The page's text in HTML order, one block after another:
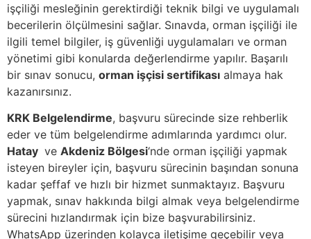
işçiliği mesleğinin gerektirdiği teknik bilgi ve uygulamalı
becerilerin ölçülmesini sağlar. Sınavda, orman işçiliği ile
ilgili temel bilgiler, iş güvenliği uygulamaları ve orman
yönetimi gibi konularda değerlendirme yapılır. Başarılı
bir sınav sonucu, orman işçisi sertifikası almaya hak
kazanırsınız.
KRK Belgelendirme, başvuru sürecinde size rehberlik
eder ve tüm belgelendirme adımlarında yardımcı olur.
Hatay ve Akdeniz Bölgesi‘nde orman işçiliği yapmak
isteyen bireyler için, başvuru sürecinin başından sonuna
kadar şeffaf ve hızlı bir hizmet sunmaktayız. Başvuru
yapmak, sınav hakkında bilgi almak veya belgelendirme
sürecini hızlandırmak için bize başvurabilirsiniz.
WhatsApp üzerinden kolayca iletişime geçebilir veya